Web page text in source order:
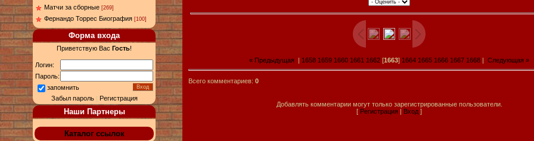
Матчи за сборные [269]
Фернандо Торрес Биография [100]
Форма входа
Приветствую Вас Гость!
Логин:
Пароль:
запомнить
Забыл пароль| Регистрация
Наши Партнеры
Каталог ссылок
« Предыдущая 1658 1659 1660 1661 1662 [1663] 1664 1665 1666 1667 1668 Следующая »
Всего комментариев: 0
Добавлять комментарии могут только зарегистрированные пользователи.
[ Регистрация | Вход ]